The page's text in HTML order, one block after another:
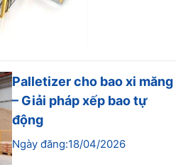
Palletizer cho bao xi măng
– Giải pháp xếp bao tự
động
Ngày đăng:18/04/2026